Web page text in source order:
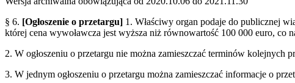
§ 6. [Ogłoszenie o przetargu] 1. Właściwy organ podaje do publicznej
której cena wywoławcza jest wyższa niż równowartość 100 000 euro, co
2. W ogłoszeniu o przetargu nie można zamieszczać terminów kolejnych
3. W jednym ogłoszeniu o przetargu można zamieszczać informacje o